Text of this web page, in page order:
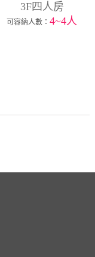
3F四人房
可容納人數：4~4人